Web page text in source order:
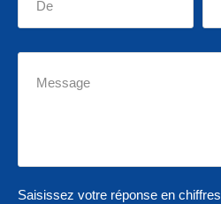
Saisissez votre réponse en chiffres